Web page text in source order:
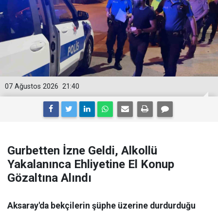
21:40
07 Ağustos 2026
Gurbetten İzne Geldi, Alkollü
Yakalanınca Ehliyetine El Konup
Gözaltına Alındı
Aksaray'da bekçilerin şüphe üzerine durdurduğu